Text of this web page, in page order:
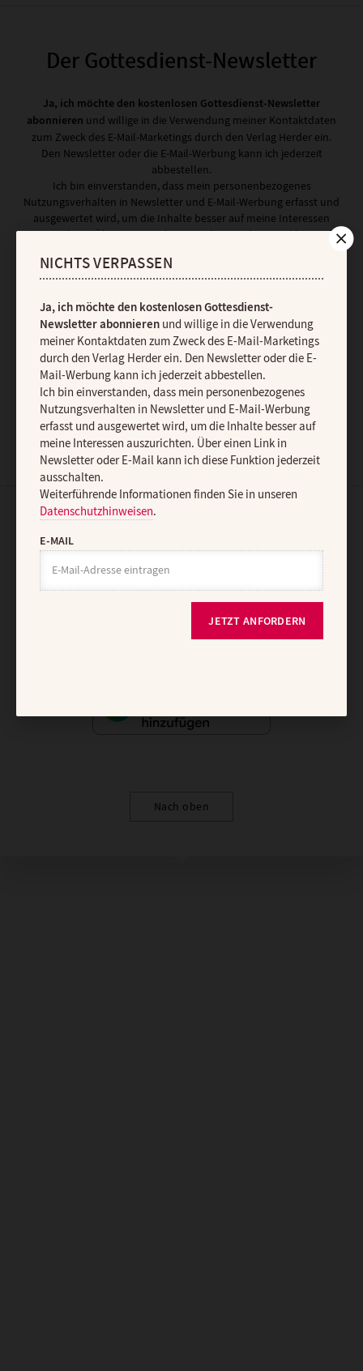
Der Gottesdienst-Newsletter
Ja, ich möchte den kostenlosen Gottesdienst-Newsletter
abonnieren und willige in die Verwendung meiner Kontaktdaten
zum Zweck des E-Mail-Marketings durch den Verlag Herder ein.
Den Newsletter oder die E-Mail-Werbung kann ich jederzeit
abbestellen.
Ich bin einverstanden, dass mein personenbezogenes
Nutzungsverhalten in Newsletter und E-Mail-Werbung erfasst und
ausgewertet wird, um die Inhalte besser auf meine Interessen
auszurichten. Über einen Link in Newsletter oder E-Mail kann ich
Weiterführende Informationen finden Sie in unseren
Datenschutzhinweisen.
E-MAIL
JETZT ANMELDEN
AGB und Widerrufsbelehrung
Impressum
Abo online kündigen
Nach oben
NICHTS VERPASSEN
Ja, ich möchte den kostenlosen Gottesdienst-
Newsletter abonnierenund willige in die Verwendung
meiner Kontaktdaten zum Zweck des E-Mail-Marketings
durch den Verlag Herder ein. Den Newsletter oder die E-
Mail-Werbung kann ich jederzeit abbestellen.
Ich bin einverstanden, dass mein personenbezogenes
Nutzungsverhalten in Newsletter und E-Mail-Werbung
erfasst und ausgewertet wird, um die Inhalte besser auf
meine Interessen auszurichten. Über einen Link in
Newsletter oder E-Mail kann ich diese Funktion jederzeit
ausschalten.
Weiterführende Informationen finden Sie in unseren
Datenschutzhinweisen.
E-MAIL
JETZT ANFORDERN